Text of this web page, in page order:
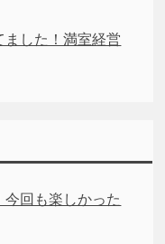
ました！満室経営
回も楽しかった